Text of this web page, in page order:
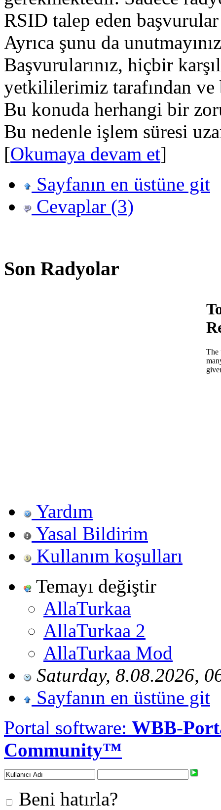
RSID talep eden
Ayrıca şunu da
Başvurularınız, hiçbir
yetkililerimiz tarafından ve
Bu konuda herhangi bir
Bu nedenle işlem süresi
[Okumaya devam et]
Sayfanın en üstüne git
Cevaplar (3)
Son Radyolar
Yardım
Yasal Bildirim
Kullanım koşulları
Temayı değiştir
AllaTurkaa
AllaTurkaa 2
AllaTurkaa Mod
Saturday, 8.08.2026,
Sayfanın en üstüne git
Portal software: WBB-
Community™
Beni hatırla?